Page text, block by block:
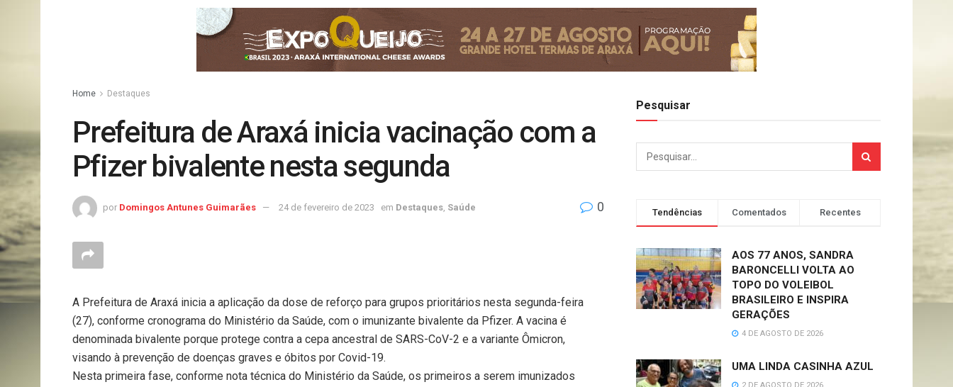
Home Destaques
Prefeitura de Araxá inicia vacinação com a
Pfizer bivalente nesta segunda
por Domingos Antunes Guimarães 24 de fevereiro de 2023 em Destaques Saúde 0
A Prefeitura de Araxá inicia a aplicação da dose de reforço para grupos prioritários nesta segunda-feira
(27), conforme cronograma do Ministério da Saúde, com o imunizante bivalente da Pfizer. A vacina é
denominada bivalente porque protege contra a cepa ancestral de SARS-CoV-2 e a variante Ômicron,
visando à prevenção de doenças graves e óbitos por Covid-19.
Nesta primeira fase, conforme nota técnica do Ministério da Saúde, os primeiros a serem imunizados
Pesquisar
Tendências Comentados Recentes
AOS 77 ANOS, SANDRA
BARONCELLI VOLTA AO
TOPO DO VOLEIBOL
BRASILEIRO E INSPIRA
GERAÇÕES
4 DE AGOSTO DE 2026
UMA LINDA CASINHA AZUL